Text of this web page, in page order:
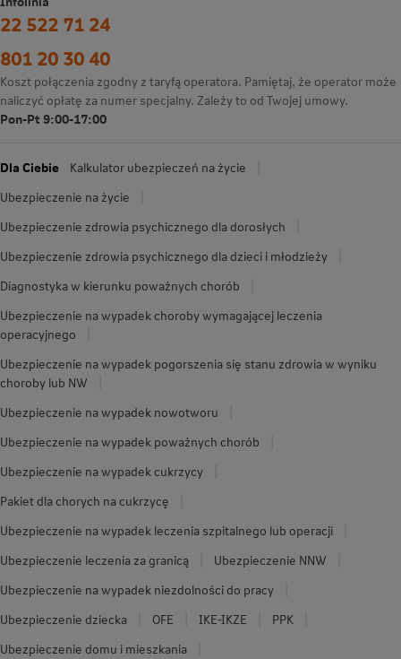
22 522 71 24
801 20 30 40
Koszt połączenia zgodny z taryfą operatora. Pamiętaj, że operator może
naliczyć opłatę za numer specjalny. Zależy to od Twojej umowy.
Pon-Pt 9:00-17:00
Dla Ciebie
Kalkulator ubezpieczeń na życie
Ubezpieczenie na życie
Ubezpieczenie zdrowia psychicznego dla dorosłych
Ubezpieczenie zdrowia psychicznego dla dzieci i młodzieży
Diagnostyka w kierunku poważnych chorób
Ubezpieczenie na wypadek choroby wymagającej leczenia
operacyjnego
Ubezpieczenie na wypadek pogorszenia się stanu zdrowia w wyniku
choroby lub NW
Ubezpieczenie na wypadek nowotworu
Ubezpieczenie na wypadek poważnych chorób
Ubezpieczenie na wypadek cukrzycy
Pakiet dla chorych na cukrzycę
Ubezpieczenie na wypadek leczenia szpitalnego lub operacji
Ubezpieczenie leczenia za granicą
Ubezpieczenie NNW
Ubezpieczenie na wypadek niezdolności do pracy
Ubezpieczenie dziecka
OFE IKE-IKZE
PPK
Ubezpieczenie domu i mieszkania